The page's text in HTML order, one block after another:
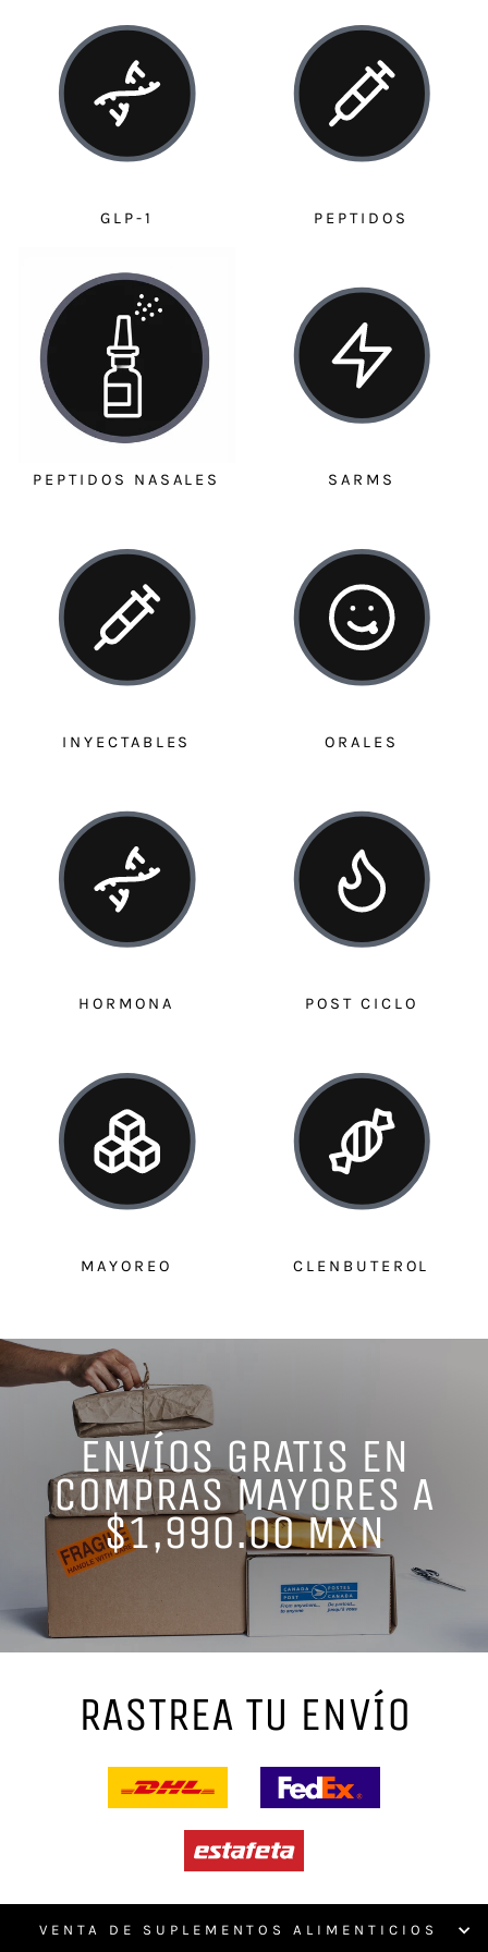
GLP-1 PEPTIDOS
PEPTIDOS NASALES SARMS
INYECTABLES ORALES
HORMONA POST CICLO
MAYOREO CLENBUTEROL
ENVÍOS GRATIS EN
COMPRAS MAYORES A
$1,990.00 MXN
RASTREA TU ENVÍO
VENTA DE SUPLEMENTOS ALIMENTICIOS